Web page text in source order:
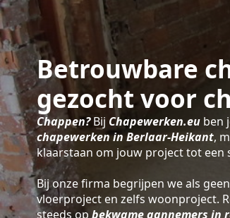
Betrouwbare
gezocht voor
Chappen?Bij Chapewerken.eu ben
chapewerken in Berlaar-Heikant,
klaarstaan om jouw project tot een
Bij onze firma begrijpen we als
vloerproject en zelfs woonproject.
steeds op bekwame aannemers in